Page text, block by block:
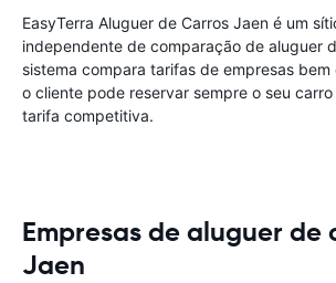
EasyTerra Aluguer de Carros Jaen é um
independente de comparação de aluguer
sistema compara tarifas de empresas bem
o cliente pode reservar sempre o seu
tarifa competitiva.
Empresas de aluguer de
Jaen